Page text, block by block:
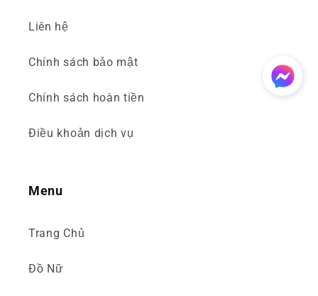
Liên hệ
Chính sách bảo mật
Chính sách hoàn tiền
Điều khoản dịch vụ
Menu
Trang Chủ
Đồ Nữ